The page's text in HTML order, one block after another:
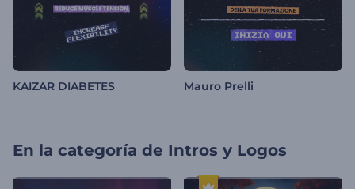
KAIZAR DIABETES Mauro Prelli
En la categoría de Intros y Logos